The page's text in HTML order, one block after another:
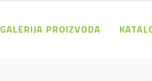
GALERIJA PROIZVODA